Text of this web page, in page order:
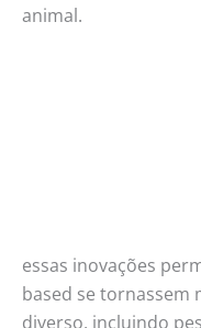
animal.
essas inovações
based se tornassem
diverso, incluindo